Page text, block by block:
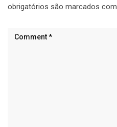
obrigatórios são marcados com